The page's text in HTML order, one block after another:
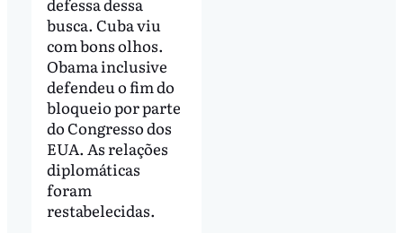
busca. Cuba viu
com bons olhos.
Obama inclusive
defendeu o fim do
bloqueio por parte
do Congresso dos
EUA. As relações
diplomáticas
foram
restabelecidas.